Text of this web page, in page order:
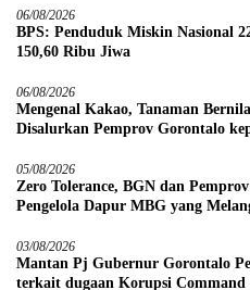
06/08/2026
BPS: Penduduk Miskin Nasional
150,60 Ribu Jiwa
06/08/2026
Mengenal Kakao, Tanaman
Disalurkan Pemprov Gorontalo
05/08/2026
Zero Tolerance, BGN dan
Pengelola Dapur MBG yang
03/08/2026
Mantan Pj Gubernur Gorontalo
terkait dugaan Korupsi Command